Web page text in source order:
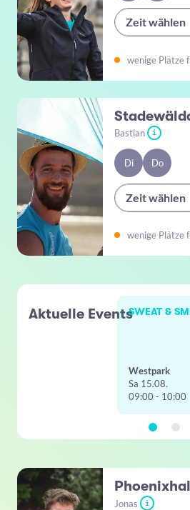
Zeit wählen
wenige Plätze
Bastian i
Di Do
Zeit wählen
wenige Plätze
Aktuelle EventsSWEAT &
Westpark
Sa 15.08.
09:00 - 10:00
Jonas i